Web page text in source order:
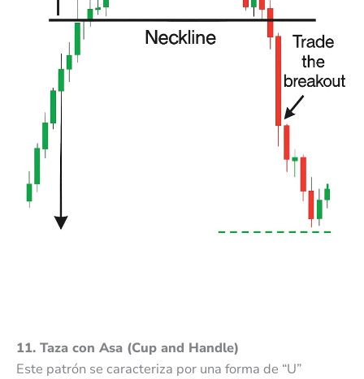
11. Taza con Asa (Cup and Handle)
Este patrón se caracteriza por una forma de “U”